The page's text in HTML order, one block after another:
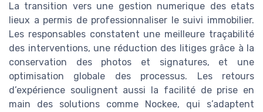
La transition vers une gestion numerique des etats
lieux a permis de professionnaliser le suivi immobilier.
Les responsables constatent une meilleure traçabilité
des interventions, une réduction des litiges grâce à la
conservation des photos et signatures, et une
optimisation globale des processus. Les retours
d’expérience soulignent aussi la facilité de prise en
main des solutions comme Nockee, qui s’adaptent